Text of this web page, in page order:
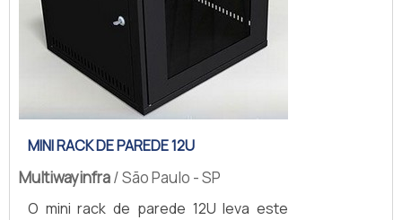
MINI RACK DE PAREDE 12U
Multiwayinfra/ São Paulo - SP
O mini rack de parede 12U leva este